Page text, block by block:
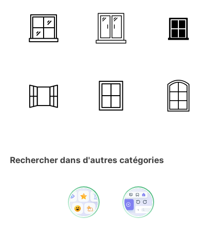
Rechercher dans d'autres catégories